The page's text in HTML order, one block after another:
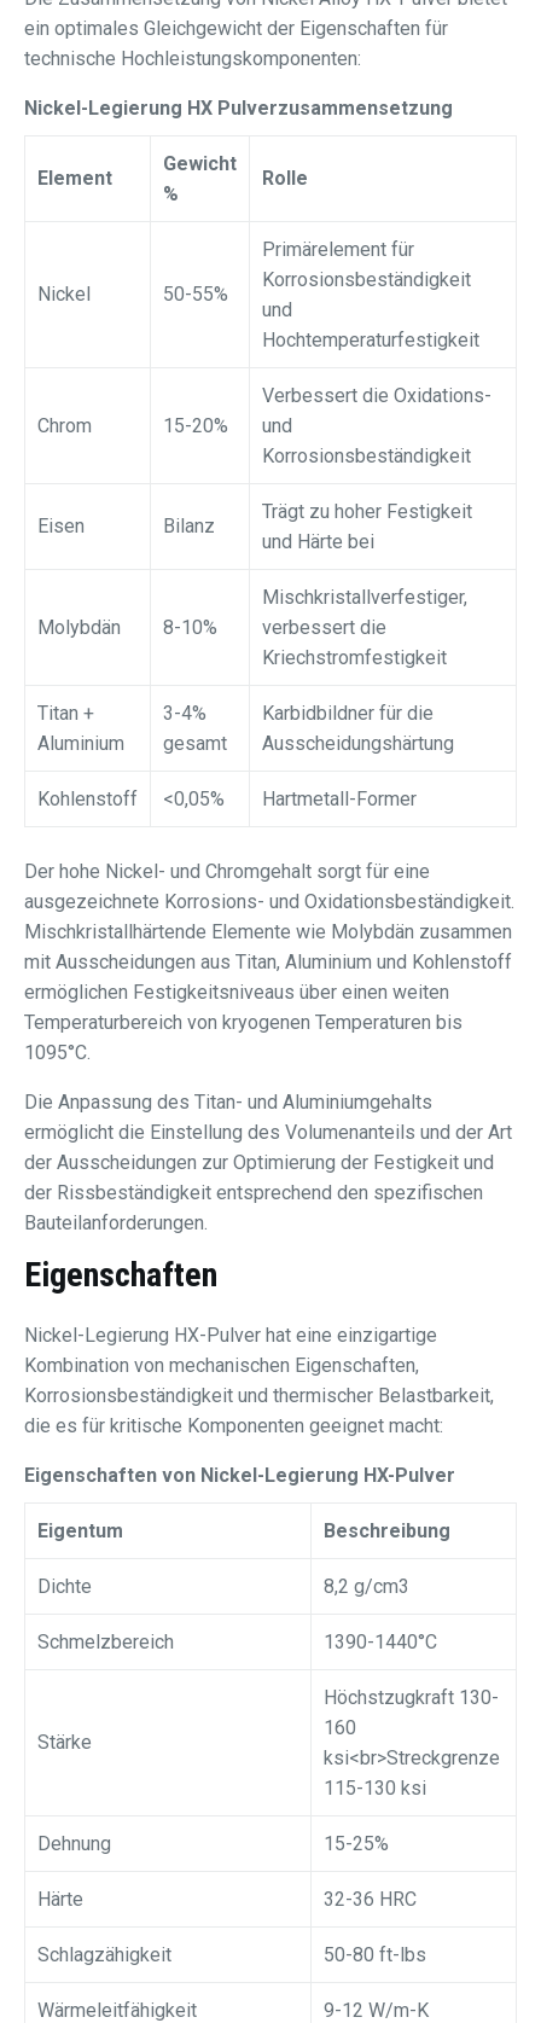
ein optimales Gleichgewicht der Eigenschaften für
technische Hochleistungskomponenten:
Nickel-Legierung HX Pulverzusammensetzung
Element
Gewicht
%
Rolle
Nickel 50-55%
Primärelement für
Korrosionsbeständigkeit
und
Hochtemperaturfestigkeit
Chrom 15-20%
Verbessert die Oxidations-
und
Korrosionsbeständigkeit
Eisen Bilanz
Trägt zu hoher Festigkeit
und Härte bei
Molybdän 8-10%
Mischkristallverfestiger,
verbessert die
Kriechstromfestigkeit
Titan +
Aluminium
3-4%
gesamt
Karbidbildner für die
Ausscheidungshärtung
Kohlenstoff <0,05% Hartmetall-Former
Der hohe Nickel- und Chromgehalt sorgt für eine
ausgezeichnete Korrosions- und Oxidationsbeständigkeit.
Mischkristallhärtende Elemente wie Molybdän zusammen
mit Ausscheidungen aus Titan, Aluminium und Kohlenstoff
ermöglichen Festigkeitsniveaus über einen weiten
Temperaturbereich von kryogenen Temperaturen bis
1095°C.
Die Anpassung des Titan- und Aluminiumgehalts
ermöglicht die Einstellung des Volumenanteils und der Art
der Ausscheidungen zur Optimierung der Festigkeit und
der Rissbeständigkeit entsprechend den spezifischen
Bauteilanforderungen.
Eigenschaften
Nickel-Legierung HX-Pulver hat eine einzigartige
Kombination von mechanischen Eigenschaften,
Korrosionsbeständigkeit und thermischer Belastbarkeit,
die es für kritische Komponenten geeignet macht:
Eigenschaften von Nickel-Legierung HX-Pulver
Eigentum Beschreibung
Dichte 8,2 g/cm3
Schmelzbereich 1390-1440°C
Stärke
Höchstzugkraft 130-
160
ksi<br>Streckgrenze
115-130 ksi
Dehnung 15-25%
Härte 32-36 HRC
Schlagzähigkeit 50-80 ft-lbs
Wärmeleitfähigkeit 9-12 W/m-K